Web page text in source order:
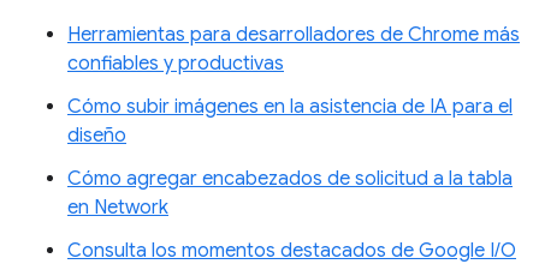
Herramientas para desarrolladores de Chrome más
confiables y productivas
Cómo subir imágenes en la asistencia de IA para el
diseño
Cómo agregar encabezados de solicitud a la tabla
en Network
Consulta los momentos destacados de Google I/O